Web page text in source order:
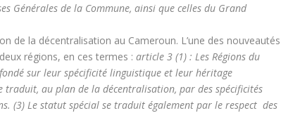
Générales de la Commune, ainsi que celles du Grand
de la décentralisation au Cameroun. L’une des nouveautés
régions, en ces termes :article 3 (1) : Les Régions du
sur leur spécificité linguistique et leur héritage
traduit, au plan de la décentralisation, par des spécificités
(3) Le statut spécial se traduit également par le respect des